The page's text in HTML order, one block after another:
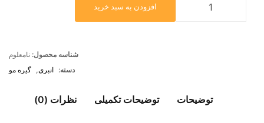
افزودن به سبد خرید
شناسه محصول: نامعلوم
دسته: انبری گیره مو
توضیحات توضیحات تکمیلی نظرات (0)